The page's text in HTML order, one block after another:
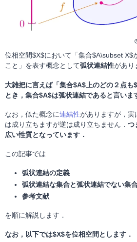
位相空間$X$において「集合$A\subset X$
こと」を表す概念として弧状連結性があり
大雑把に言えば「集合$A$上のどの２点も
とき，集合$A$は弧状連結であると言いま
なお，似た概念に連結性がありますが，実
は成り立ちますが逆は成り立ちません． つ
広い性質となっています．
この記事では
弧状連結の定義
弧状連結な集合と弧状連結でない集
参考文献
を順に解説します．
なお，以下では$X$を位相空間とします．